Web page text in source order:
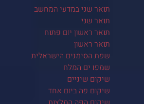
תואר שני במדעי המחשב
תואר שני
תואר ראשון יום פתוח
תואר ראשון
שפת הסימנים הישראלית
שמפו ים המלח
שיקום שיניים
שיקום פה ביום אחד